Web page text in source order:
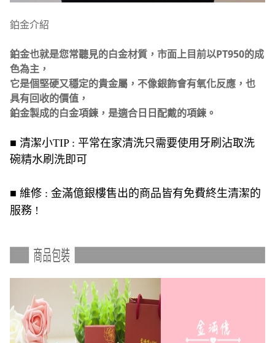
鉑金介紹
鉑金也就是您常聽見的白金材質，市面上目前以PT950的成
色為主，
它是個堅硬又穩定的貴金屬，不像銀飾會有氧化反應，也
具有回收的價值，
鉑金製成的白金項鍊，是適合日日配戴的項鍊。
■ 清潔小TIP : 平常在家清洗只需要使用牙刷沾取洗
碗精水刷洗即可
■ 維修 : 金滿億銀樓售出的商品皆有免費終生清潔的
服務 !